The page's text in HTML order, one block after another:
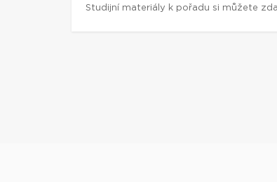
Studijní materiály k pořadu si můžete